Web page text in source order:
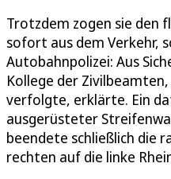
Trotzdem zogen sie den
sofort aus dem Verkehr,
Autobahnpolizei: Aus
Kollege der
verfolgte, erklärte. Ein
ausgerüsteter
beendete schließlich die
rechten auf die linke